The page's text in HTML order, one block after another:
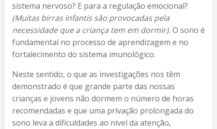
sistema nervoso? E para a regulação emocional?
(Muitas birras infantis são provocadas pela
necessidade que a criança tem em dormir). O sono é
fundamental no processo de aprendizagem e no
fortalecimento do sistema imunológico.
Neste sentido, o que as investigações nos têm
demonstrado é que grande parte das nossas
crianças e jovens não dormem o número de horas
recomendadas e que uma privação prolongada do
sono leva a dificuldades ao nível da atenção,